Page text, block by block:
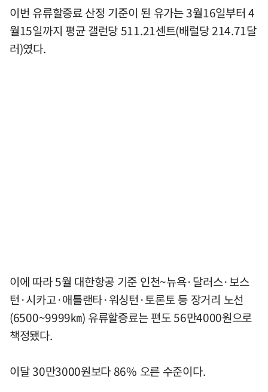
이번 유류할증료 산정 기준이 된 유가는 3월16일부터 4
월15일까지 평균 갤런당 511.21센트(배럴당 214.71달
러)였다.
이에 따라 5월 대한항공 기준 인천~뉴욕·달러스·보스
턴·시카고·애틀랜타·워싱턴·토론토 등 장거리 노선
(6500~9999㎞) 유류할증료는 편도 56만4000원으로
책정됐다.
이달 30만3000원보다 86% 오른 수준이다.